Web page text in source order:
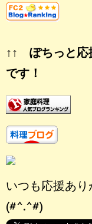
↑↑ ぽちっと応
です！
いつも応援あり
(#^.^#)